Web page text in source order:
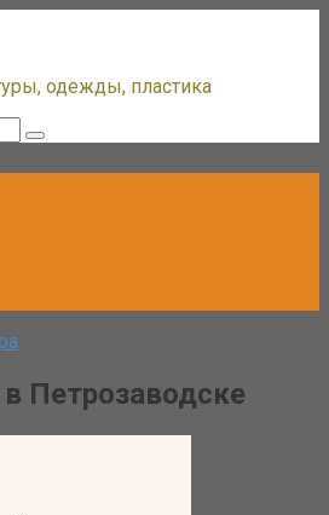
одежды, пластика
Петрозаводске